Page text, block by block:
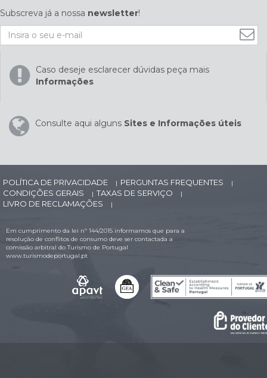
Subscreva já a nossa newsletter!
Caso deseje esclarecer dúvidas peça mais
Informações
Consulte aqui alguns Sites e Informações úteis
POLÍTICA DE PRIVACIDADE | PERGUNTAS FREQUENTES |
CONDIÇÕES GERAIS | TAXAS DE SERVIÇO |
LIVRO DE RECLAMAÇÕES |
Em cumprimento da lei nº 144/2015 informamos que para a
resolução de conflitos de consumo deve ser contactada a
comissão arbitral do Turismo de Portugal
www.turismodeportugal.pt